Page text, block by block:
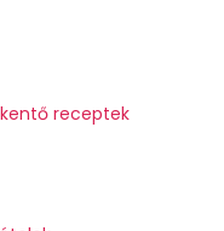
receptek